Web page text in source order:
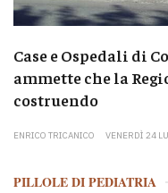
Case e Ospedali di
ammette che la
costruendo
ENRICO TRICANICO VENERDÌ 24
PILLOLE DI PEDIATRIA